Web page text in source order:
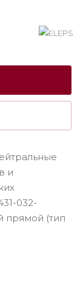
и
032-
прямой (тип